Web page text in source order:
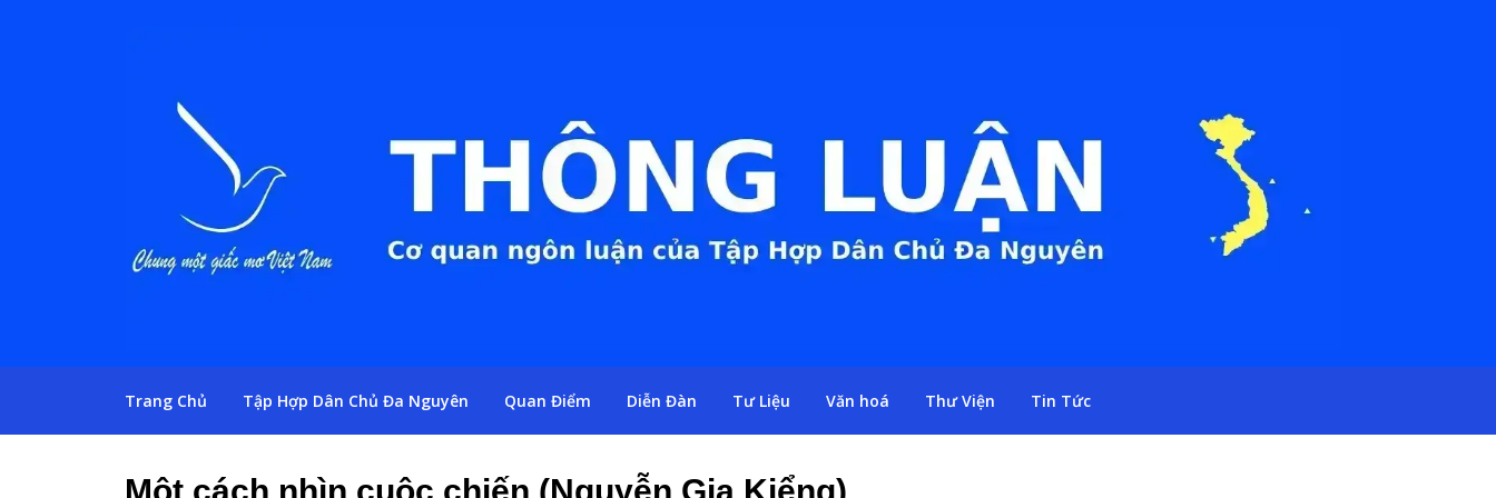
Trang Chủ Tập Hợp Dân Chủ Đa Nguyên Quan Điểm Diễn Đàn Tư Liệu Văn hoá Thư Viện Tin Tức
Một cách nhìn cuộc chiến (Nguyễn Gia Kiểng)